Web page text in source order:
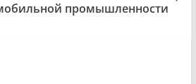
промышленности